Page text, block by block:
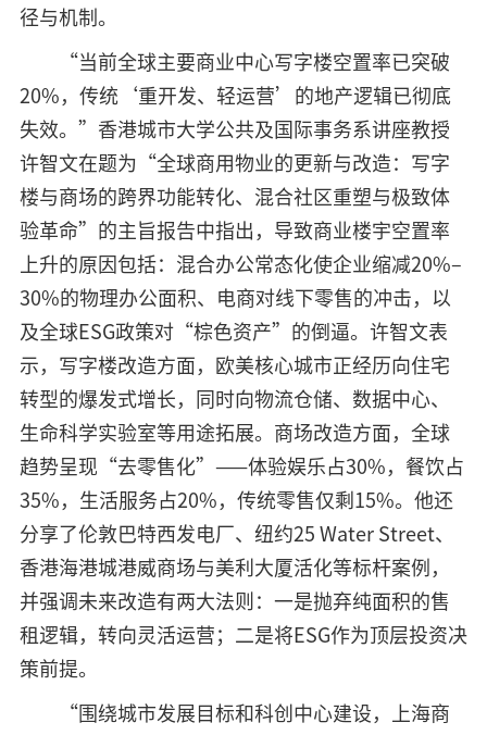
径与机制。
“当前全球主要商业中心写字楼空置率已突破
20%，传统‘重开发、轻运营’的地产逻辑已彻底
失效。”香港城市大学公共及国际事务系讲座教授
许智文在题为“全球商用物业的更新与改造：写字
楼与商场的跨界功能转化、混合社区重塑与极致体
验革命”的主旨报告中指出，导致商业楼宇空置率
上升的原因包括：混合办公常态化使企业缩减20%–
30%的物理办公面积、电商对线下零售的冲击，以
及全球ESG政策对“棕色资产”的倒逼。许智文表
示，写字楼改造方面，欧美核心城市正经历向住宅
转型的爆发式增长，同时向物流仓储、数据中心、
生命科学实验室等用途拓展。商场改造方面，全球
趋势呈现“去零售化”——体验娱乐占30%，餐饮占
35%，生活服务占20%，传统零售仅剩15%。他还
分享了伦敦巴特西发电厂、纽约25 Water Street、
香港海港城港威商场与美利大厦活化等标杆案例，
并强调未来改造有两大法则：一是抛弃纯面积的售
租逻辑，转向灵活运营；二是将ESG作为顶层投资决
策前提。
“围绕城市发展目标和科创中心建设，上海商